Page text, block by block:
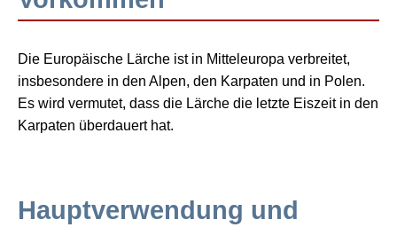
Die Europäische Lärche ist in Mitteleuropa verbreitet,
insbesondere in den Alpen, den Karpaten und in Polen.
Es wird vermutet, dass die Lärche die letzte Eiszeit in den
Karpaten überdauert hat.
Hauptverwendung und